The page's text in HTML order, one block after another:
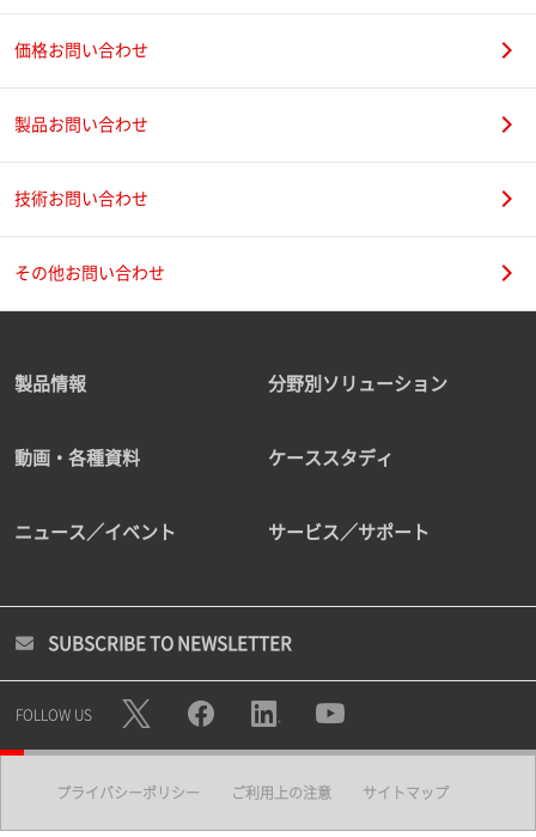
価格お問い合わせ
製品お問い合わせ
技術お問い合わせ
その他お問い合わせ
製品情報 分野別ソリューション
動画・各種資料 ケーススタディ
ニュース／イベント サービス／サポート
SUBSCRIBE TO NEWSLETTER
FOLLOW US
プライバシーポリシー ご利用上の注意 サイトマップ